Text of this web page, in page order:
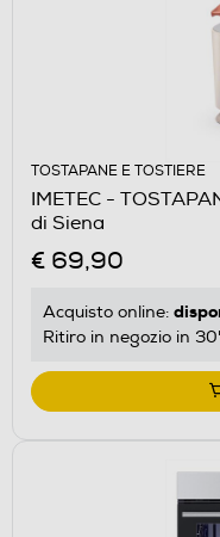
TOSTAPANE E TOSTIERE
IMETEC -
di Siena
€ 69,90
Acquisto online:
Ritiro in negozio in